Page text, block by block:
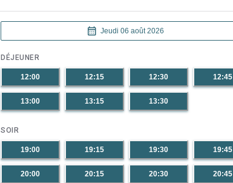
20:45
Jeudi 06 août 2026
DÉJEUNER
12:00 12:15 12:30 12:45
13:00 13:15 13:30
SOIR
19:00 19:15 19:30 19:45
20:00 20:15 20:30 20:45